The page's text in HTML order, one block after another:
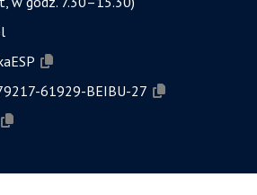
61929-BEIBU-27